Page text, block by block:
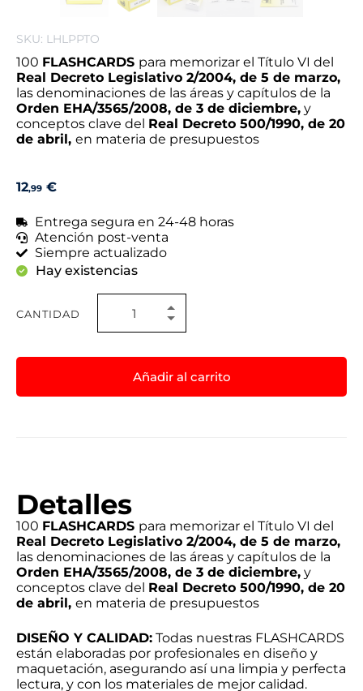
SKU: LHLPPTO
100 FLASHCARDS para memorizar el Título VI del
Real Decreto Legislativo 2/2004, de 5 de marzo,
las denominaciones de las áreas y capítulos de la
Orden EHA/3565/2008, de 3 de diciembre, y
conceptos clave del Real Decreto 500/1990, de 20
de abril, en materia de presupuestos
12,99 €
Entrega segura en 24-48 horas
Atención post-venta
Siempre actualizado
Hay existencias
CANTIDAD
Añadir al carrito
Detalles
100 FLASHCARDS para memorizar el Título VI del
Real Decreto Legislativo 2/2004, de 5 de marzo,
las denominaciones de las áreas y capítulos de la
Orden EHA/3565/2008, de 3 de diciembre, y
conceptos clave del Real Decreto 500/1990, de 20
de abril, en materia de presupuestos
DISEÑO Y CALIDAD: Todas nuestras FLASHCARDS
están elaboradas por profesionales en diseño y
maquetación, asegurando así una limpia y perfecta
lectura, y con los materiales de mejor calidad.